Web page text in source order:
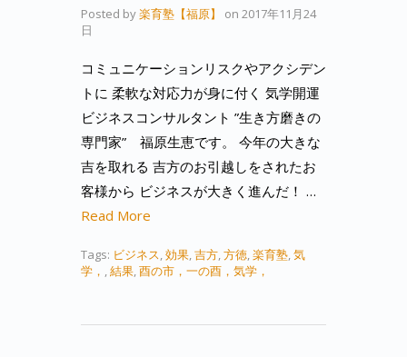
Posted by楽育塾【福原】 on 2017年11月24
日
コミュニケーションリスクやアクシデン
トに 柔軟な対応力が身に付く 気学開運
ビジネスコンサルタント ”生き方磨きの
専門家” 福原生恵です。 今年の大きな
吉を取れる 吉方のお引越しをされたお
客様から ビジネスが大きく進んだ！ …
Read More
Tags: ビジネス,効果,吉方,方徳,楽育塾,気
学， ,結果,酉の市，一の酉，気学，